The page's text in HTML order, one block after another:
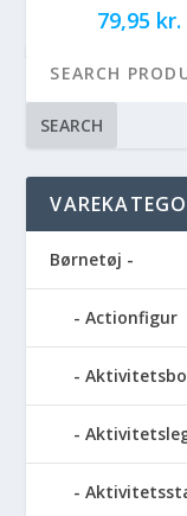
79,95 kr.
SEARCH
Børnetøj -
Actionfigur